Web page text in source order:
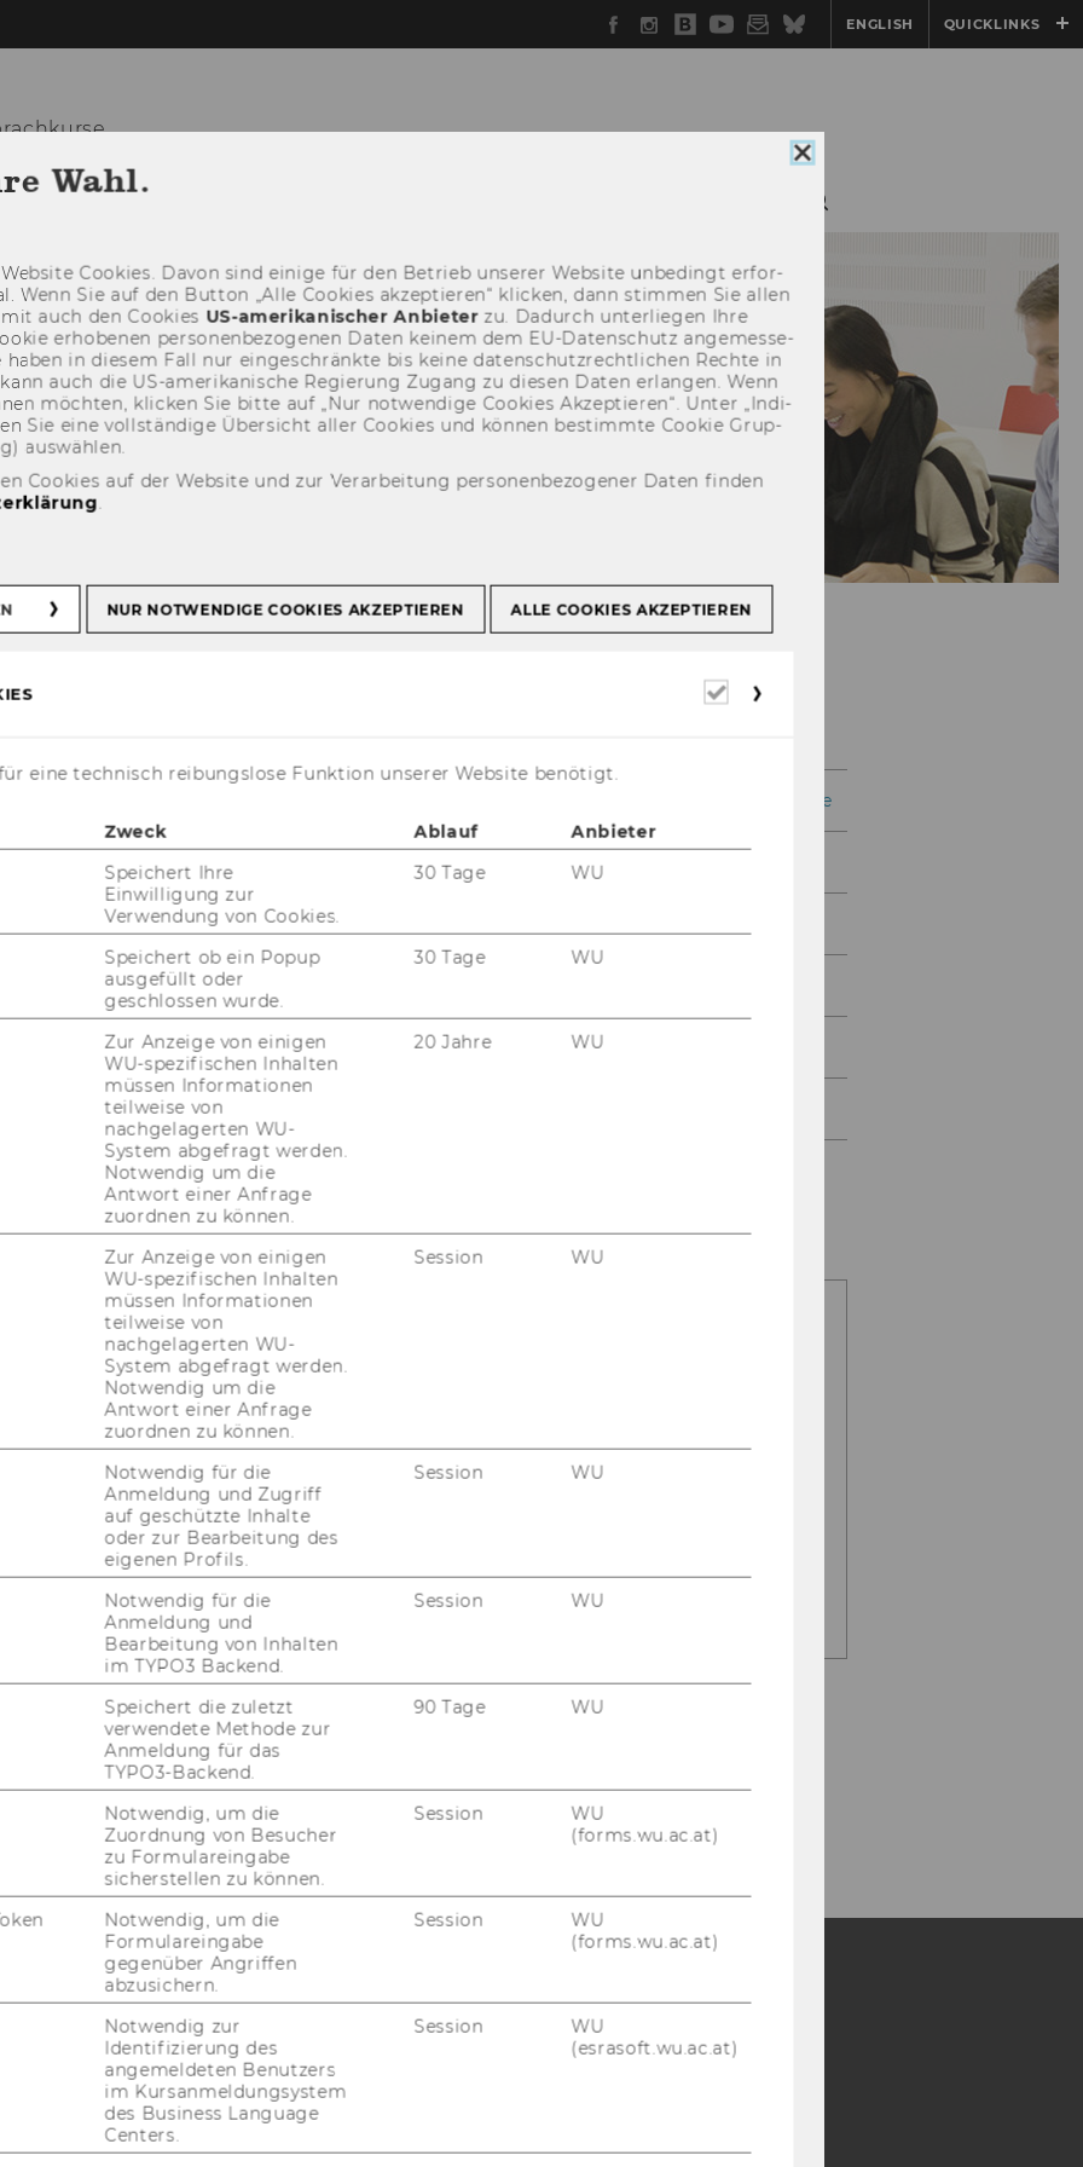
Facebook
Instagram
WU
Blog
YouTube
Newsletter
BlueskyENGLISH QUICKLINKS
für WU-​Angehörige (Stu­die­ren­de,
von hoch­qua­li­fi­zier­ten Lehr­kräf­ten nach
un­ter­rich­tet.
Montag und Donnerstag
WU Wien, S30
freie Plätze
A1.1
HINZUFÜGEN
Montag und Donnerstag
WU Wien
freie Plätze
€
A1.2
HINZUFÜGEN
Sprachkurse
Deutsch als Fremdsprache
Französisch
Spanisch
Login
Benutzerdaten
NewsletterBluesky ACCREDITED BY:
AMBA
Cookie
schließen
Wahl.
Coo­kies. Davon sind ei­ni­ge für den Be­trieb un­se­rer Web­site un­be­dingt er­for­
Wenn Sie auf den But­ton „Alle Coo­kies ak­zep­tie­ren“ kli­cken, dann stim­men Sie allen
auch den Coo­kies US-​amerikanischer An­bie­terzu. Da­durch un­ter­lie­gen Ihre
er­ho­be­nen per­so­nen­be­zo­ge­nen Daten kei­nem dem EU-​Datenschutz an­ge­mes­se­
haben in die­sem Fall nur ein­ge­schränk­te bis keine da­ten­schutz­recht­li­chen Rech­te in
auch die US-​amerikanische Re­gie­rung Zu­gang zu die­sen Daten er­lan­gen. Wenn
möch­ten, kli­cken Sie bitte auf „Nur not­wen­di­ge Coo­kies Ak­zep­tie­ren“. Unter „In­di­
Sie eine voll­stän­di­ge Über­sicht aller Coo­kies und kön­nen be­stimm­te Coo­kie Grup­
aus­wäh­len.
Cookies auf der Website und zur Verarbeitung personenbezogener Daten finden
NUR NOTWENDIGE COOKIES AKZEPTIEREN ALLE COOKIES AKZEPTIEREN
Erforderliche
eine technisch reibungslose Funktion unserer Website benötigt.
Zweck Ablauf
Anbieter
Speichert Ihre
Einwilligung zur
Verwendung von Cookies.
30 Tage WU
Speichert ob ein Popup
ausgefüllt oder
geschlossen wurde.
30 Tage WU
Zur Anzeige von einigen
WU-spezifischen Inhalten
müssen Informationen
teilweise von
nachgelagerten WU-
System abgefragt werden.
Notwendig um die
Antwort einer Anfrage
zuordnen zu können.
20 Jahre WU
Zur Anzeige von einigen
WU-spezifischen Inhalten
müssen Informationen
teilweise von
nachgelagerten WU-
System abgefragt werden.
Notwendig um die
Antwort einer Anfrage
zuordnen zu können.
Session WU
Notwendig für die
Anmeldung und Zugriff
auf geschützte Inhalte
oder zur Bearbeitung des
eigenen Profils.
Session WU
Notwendig für die
Anmeldung und
Bearbeitung von Inhalten
im TYPO3 Backend.
Session WU
Speichert die zuletzt
verwendete Methode zur
Anmeldung für das
TYPO3-Backend.
90 Tage WU
Notwendig, um die
Zuordnung von Besucher
zu Formulareingabe
sicherstellen zu können.
Session
WU
(forms.wu.ac.at)
Notwendig, um die
Formulareingabe
gegenüber Angriffen
abzusichern.
Session
WU
(forms.wu.ac.at)
Notwendig zur
Identifizierung des
angemeldeten Benutzers
im Kursanmeldungsystem
des Business Language
Centers.
Session
WU
(esrasoft.wu.ac.at)